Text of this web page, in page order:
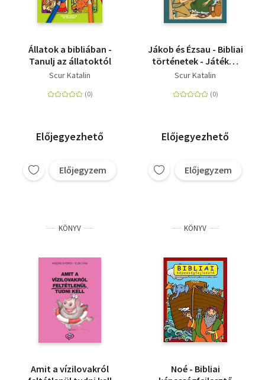
Állatok a bibliában -
Tanulj az állatoktól
Scur Katalin
Előjegyezhető
Előjegyzem
Jákob és Ézsau - Bibliai
történetek - Játékos
foglalkoztató
Scur Katalin
Előjegyezhető
Előjegyzem
KÖNYV
Amit a vízilovakról
KÖNYV
Noé - Bibliai